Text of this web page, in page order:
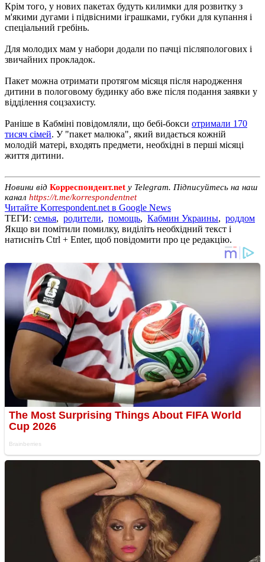
Крім того, у нових пакетах будуть килимки для розвитку з
м'якими дугами і підвісними іграшками, губки для купання і
спеціальний гребінь.
Для молодих мам у набори додали по пачці післяпологових і
звичайних прокладок.
Пакет можна отримати протягом місяця після народження
дитини в пологовому будинку або вже після подання заявки у
відділення соцзахисту.
Раніше в Кабміні повідомляли, що бебі-бокси отримали 170
тисяч сімей. У "пакет малюка", який видається кожній
молодій матері, входять предмети, необхідні в перші місяці
життя дитини.
Новини від Корреспондент.net у Telegram. Підписуйтесь на наш
канал https://t.me/korrespondentnet
Читайте Korrespondent.net в Google News
ТЕГИ: семья, родители, помощь, Кабмин Украины, роддом
Якщо ви помітили помилку, виділіть необхідний текст і
натисніть Ctrl + Enter, щоб повідомити про це редакцію.